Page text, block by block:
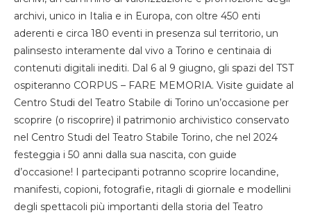
archivi, unico in Italia e in Europa, con oltre 450 enti
aderenti e circa 180 eventi in presenza sul territorio, un
palinsesto interamente dal vivo a Torino e centinaia di
contenuti digitali inediti. Dal 6 al 9 giugno, gli spazi del TST
ospiteranno CORPUS – FARE MEMORIA. Visite guidate al
Centro Studi del Teatro Stabile di Torino un’occasione per
scoprire (o riscoprire) il patrimonio archivistico conservato
nel Centro Studi del Teatro Stabile Torino, che nel 2024
festeggia i 50 anni dalla sua nascita, con guide
d’occasione! I partecipanti potranno scoprire locandine,
manifesti, copioni, fotografie, ritagli di giornale e modellini
degli spettacoli più importanti della storia del Teatro